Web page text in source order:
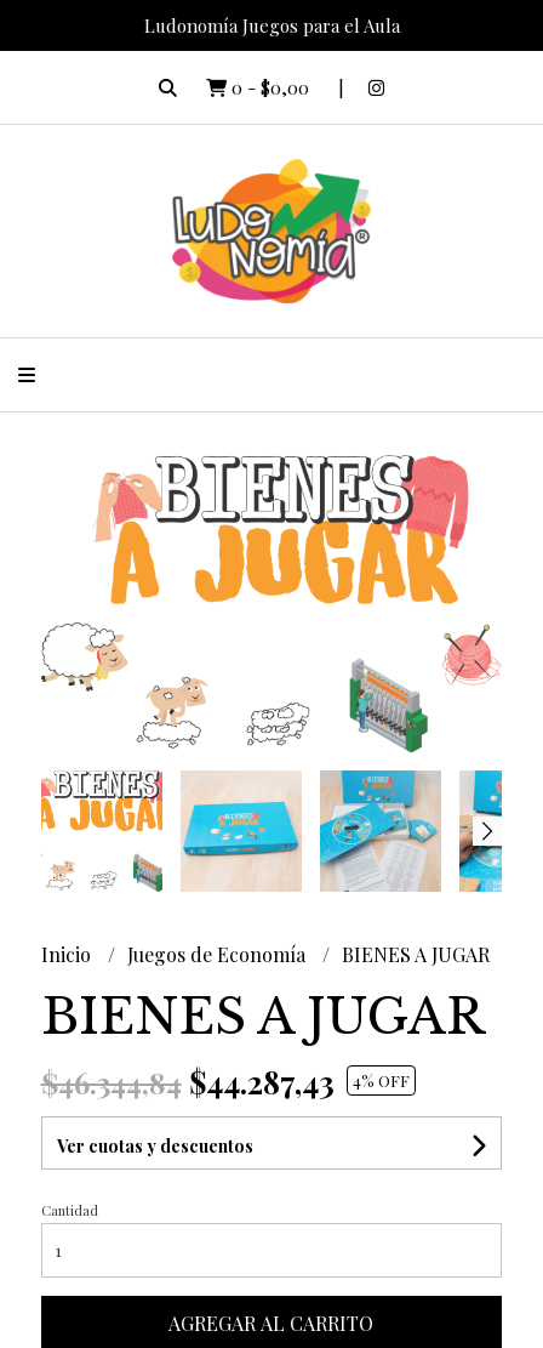
Ludonomía Juegos para el Aula
0 - $0,00
Inicio Juegos de Economía BIENES A JUGAR
BIENES A JUGAR
$46.344,84$44.287,43 4% OFF
Ver cuotas y descuentos
Cantidad
AGREGAR AL CARRITO